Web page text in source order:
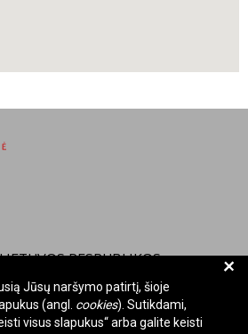
RESPUBLIKOS
PAVELDO KOMISIJA
registre 288700520
+
Jūsų naršymo patirtį, šioje
(angl. cookies). Sutikdami,
visus slapukus“ arba galite keisti